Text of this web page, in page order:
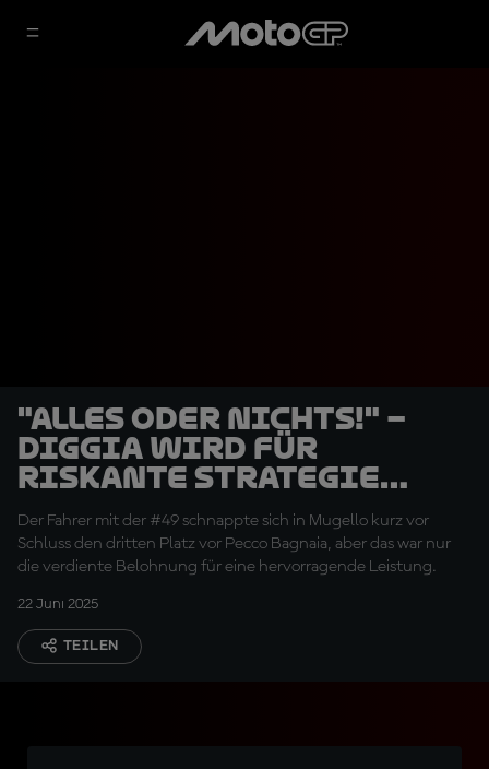
"Alles oder nichts!" –
Diggia wird für
riskante Strategie
belohnt
Der Fahrer mit der #49 schnappte sich in Mugello kurz vor
Schluss den dritten Platz vor Pecco Bagnaia, aber das war nur
die verdiente Belohnung für eine hervorragende Leistung.
22 Juni 2025
TEILEN